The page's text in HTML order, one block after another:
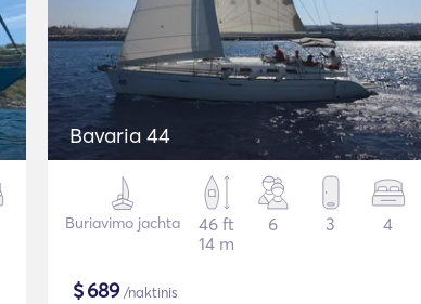
Bavaria 44
Buriavimo jachta
46 ft
14 m
6 3 4
$689/naktinis